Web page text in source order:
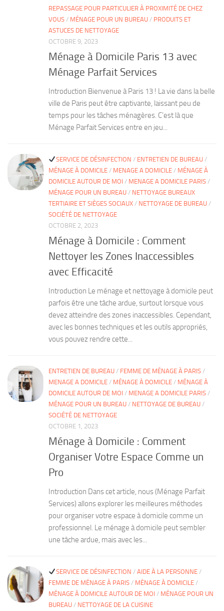
REPASSAGE POUR PARTICULIER À PROXIMITÉ DE CHEZ
VOUS / MÉNAGE POUR UN BUREAU / PRODUITS ET
ASTUCES DE NETTOYAGE
OCTOBRE 9, 2023
Ménage à Domicile Paris 13 avec
Ménage Parfait Services
Introduction Bienvenue à Paris 13 ! La vie dans la belle
ville de Paris peut être captivante, laissant peu de
temps pour les tâches ménagères. C’est là que
Ménage Parfait Services entre en jeu...
SERVICE DE DÉSINFECTION / ENTRETIEN DE BUREAU/
MÉNAGE À DOMICILE / MENAGE A DOMICILE / MÉNAGE À
DOMICILE AUTOUR DE MOI / MENAGE A DOMICILE PARIS /
MÉNAGE POUR UN BUREAU / NETTOYAGE BUREAUX
TERTIAIRE ET SIÈGES SOCIAUX / NETTOYAGE DE BUREAU /
SOCIÉTÉ DE NETTOYAGE
OCTOBRE 2, 2023
Ménage à Domicile : Comment
Nettoyer les Zones Inaccessibles
avec Efficacité
Introduction Le ménage et nettoyage à domicile peut
parfois être une tâche ardue, surtout lorsque vous
devez atteindre des zones inaccessibles. Cependant,
avec les bonnes techniques et les outils appropriés,
vous pouvez rendre cette...
ENTRETIEN DE BUREAU / FEMME DE MÉNAGE À PARIS /
MENAGE A DOMICILE / MÉNAGE À DOMICILE / MÉNAGE À
DOMICILE AUTOUR DE MOI / MENAGE A DOMICILE PARIS /
MÉNAGE POUR UN BUREAU / NETTOYAGE DE BUREAU /
SOCIÉTÉ DE NETTOYAGE
OCTOBRE 1, 2023
Ménage à Domicile : Comment
Organiser Votre Espace Comme un
Pro
Introduction Dans cet article, nous (Ménage Parfait
Services) allons explorer les meilleures méthodes
pour organiser votre espace à domicile comme un
professionnel. Le ménage à domicile peut sembler
une tâche ardue, mais avec les...
SERVICE DE DÉSINFECTION / AIDE À LA PERSONNE/
FEMME DE MÉNAGE À PARIS / MÉNAGE À DOMICILE /
MÉNAGE À DOMICILE AUTOUR DE MOI / MÉNAGE POUR UN
BUREAU / NETTOYAGE DE LA CUISINE